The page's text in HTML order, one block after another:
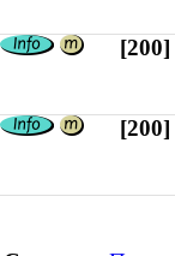
[200]
[200]